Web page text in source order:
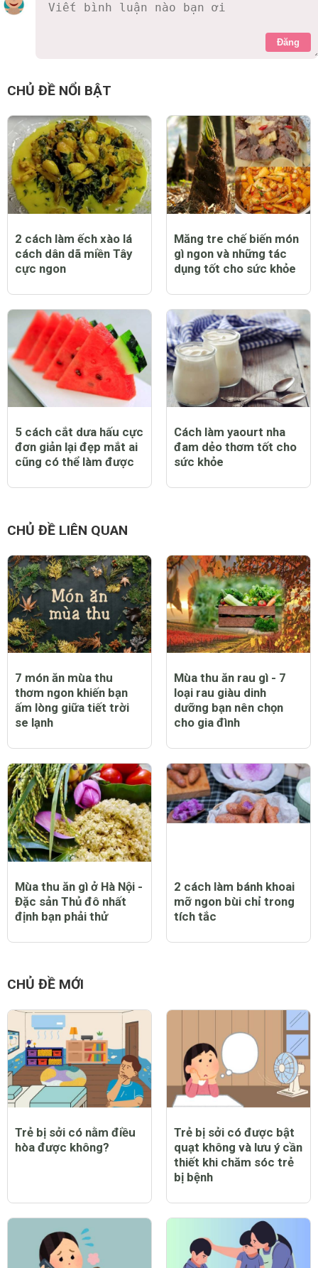
Đăng
CHỦ ĐỀ NỔI BẬT
2 cách làm ếch xào lá
cách dân dã miền Tây
cực ngon
Măng tre chế biến món
gì ngon và những tác
dụng tốt cho sức khỏe
5 cách cắt dưa hấu cực
đơn giản lại đẹp mắt ai
cũng có thể làm được
Cách làm yaourt nha
đam dẻo thơm tốt cho
sức khỏe
CHỦ ĐỀ LIÊN QUAN
7 món ăn mùa thu
thơm ngon khiến bạn
ấm lòng giữa tiết trời
se lạnh
Mùa thu ăn rau gì - 7
loại rau giàu dinh
dưỡng bạn nên chọn
cho gia đình
Mùa thu ăn gì ở Hà Nội -
Đặc sản Thủ đô nhất
định bạn phải thử
2 cách làm bánh khoai
mỡ ngon bùi chỉ trong
tích tắc
CHỦ ĐỀ MỚI
Trẻ bị sởi có nằm điều
hòa được không?
Trẻ bị sởi có được bật
quạt không và lưu ý cần
thiết khi chăm sóc trẻ
bị bệnh